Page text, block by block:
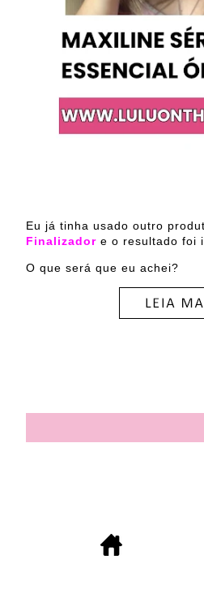
Eu já tinha usado outro
Finalizador e o resultado foi
O que será que eu achei?